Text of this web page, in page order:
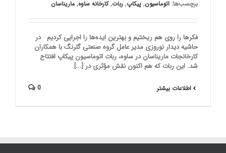
برچسب‌ها: اتوماسیون, پیکاپ, ربات,کارخانه ساوه, ماریناسان
فکرها را روی هم ریختیم و بهترین ایده‌ها را اجرایی کردیم در
حاشیه دیدار نوروزی مدیر عامل گروه صنعتی گلرنگ با همکاران
کارخانجات ماریناسان در ساوه، ربات اتوماسیون پیکاپ افتتاح
شد. این ربات که هم اکنون نقش مؤثری در [...]
اطلاعات بیشتر 0